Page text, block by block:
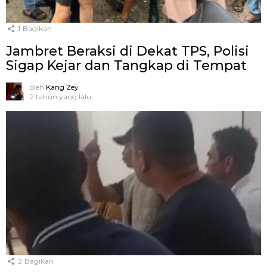
1 Bagikan
Jambret Beraksi di Dekat TPS, Polisi
Sigap Kejar dan Tangkap di Tempat
oleh Kang Zey
2 tahun yang lalu
2 Bagikan